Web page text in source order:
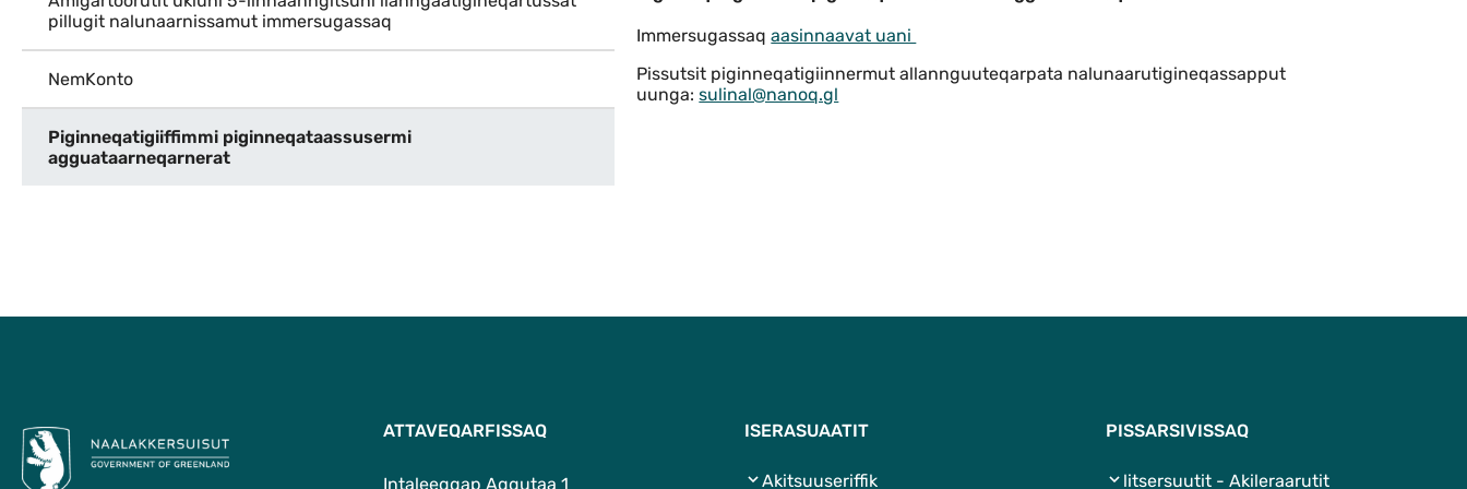
Immersugassaqaasinnaavat uani
Pissutsit piginneqatigiinnermut allannguuteqarpata nalunaarutigineqassapput
uunga:sulinal@nanoq.gl
pillugit nalunaarnissamut immersugassaq
NemKonto
Piginneqatigiiffimmi piginneqataassusermi
agguataarneqarnerat
ATTAVEQARFISSAQ
Intaleeqqap Aqqutaa 1
ISERASUAATIT
Akitsuuseriffik
PISSARSIVISSAQ
litsersuutit - Akileraarutit